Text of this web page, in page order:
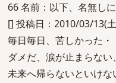
66 名前：以下、名無し
[] 投稿日：2010/03/13(
毎日毎日、苦しかった・
ダメだ、涙が止まらない
未来へ帰らないといけな